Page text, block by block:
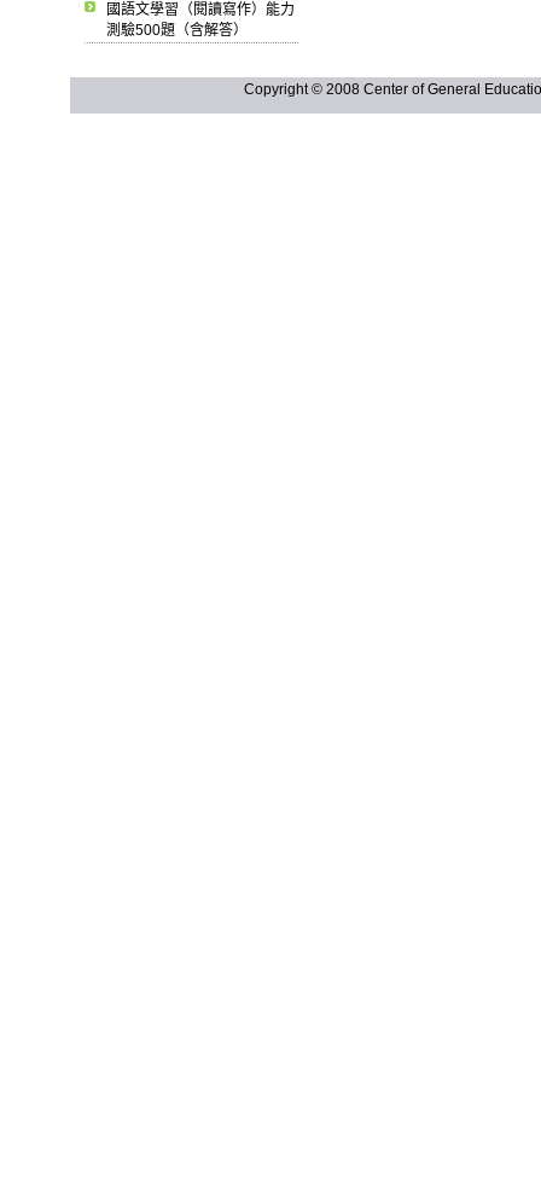
國語文學習（閱讀寫作）能力
測驗500題（含解答）
Copyright © 2008 Center of General